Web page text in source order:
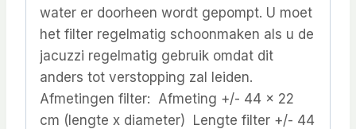
water er doorheen wordt gepompt. U moet
het filter regelmatig schoonmaken als u de
jacuzzi regelmatig gebruik omdat dit
anders tot verstopping zal leiden.
Afmetingen filter: Afmeting +/- 44 x 22
cm (lengte x diameter) Lengte filter +/- 44